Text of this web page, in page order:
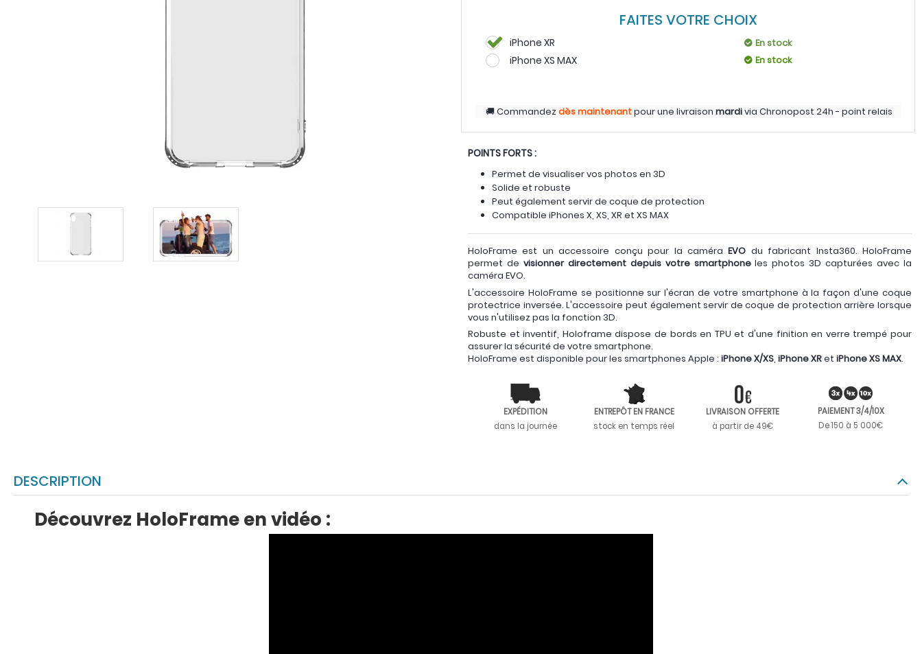
FAITES VOTRE CHOIX
iPhone XR En stock
iPhone XS MAX En stock
Commandezdès maintenantpour une livraison mardivia Chronopost 24h - point relais
POINTS FORTS :
Permet de visualiser vos photos en 3D
Solide et robuste
Peut également servir de coque de protection
Compatible iPhones X, XS, XR et XS MAX
HoloFrame est un accessoire conçu pour la caméraEVO du fabricant Insta360. HoloFrame
permet de visionner directement depuis votre smartphoneles photos 3D capturées avec la
caméra EVO.
L'accessoire HoloFrame se positionne sur l'écran de votre smartphone à la façon d'une coque
protectrice inversée. L'accessoire peut également servir de coque de protection arrière lorsque
vous n'utilisez pas la fonction 3D.
Robuste et inventif, Holoframe dispose de bords en TPU et d'une finition en verre trempé pour
assurer la sécurité de votre smartphone.
HoloFrame est disponible pour les smartphones Apple : iPhone X/XS, iPhone XRet iPhone XS MAX.
EXPÉDITION
dans la journée
ENTREPÔT EN FRANCE
stock en temps réel
LIVRAISON OFFERTE
à partir de 49€
PAIEMENT 3/4/10X
De 150 à 5 000€
DESCRIPTION
Découvrez HoloFrame en vidéo :